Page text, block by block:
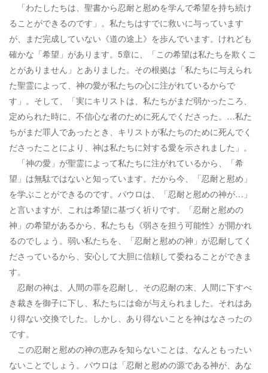
「わたしたちは、聖書から忍耐と慰めを学んで希望を持ち続け
ることができるのです」。私たちはすでに救いに与っています
が、まだ完成していない《道の途上》を歩んでいます。けれども
確かな「希望」があります。5章に、「この希望は私たちを欺くこ
とがありません」とありました。その根拠は「私たちに与えられ
た聖霊によって、神の愛が私たちの心に注がれているからで
す」。そして、「実にキリストは、私たちがまだ弱かったころ、
定められた時に、不信心な者のために死んでくださった。…私た
ちがまだ罪人であったとき、キリストが私たちのために死んでく
ださったことにより、神は私たちに対する愛を示されました」。
「神の愛」が聖霊によって私たちに注がれているから、「希
望」は無駄ではないと知っています。だから今、「忍耐と慰め」
を学ぶことができるのです。パウロは、「忍耐と慰めの神が…」
と言いますが、これは希望に基づく祈りです。「忍耐と慰めの
神」の希望があるから、私たちも《弱さを担う可能性》が開かれ
るのでしょう。弱い私たちを、「忍耐と慰めの神」が忍耐してく
ださっているから、安心して大胆に信頼して委ねることができま
す。
忍耐の神は、人間の罪を忍耐し、その忍耐の末、人間に下すべ
き裁きを御子に下し、私たちには命が与えられました。それはあ
り得ない交換でした。しかし、あり得ないことを神はなさったの
です。
この忍耐と慰めの神の恵みを知らないことは、なんともったい
ないことでしょう。パウロは「忍耐と慰めの源である神が、あな